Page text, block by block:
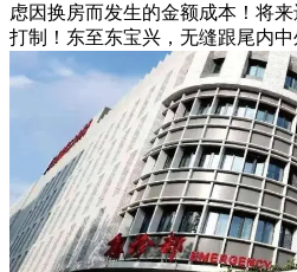
虑因换房而发生的金额成本！将
打制！东至东宝兴，无缝跟尾内中